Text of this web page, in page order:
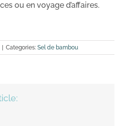
ou en voyage d’affaires.
Categories: Sel de bambou